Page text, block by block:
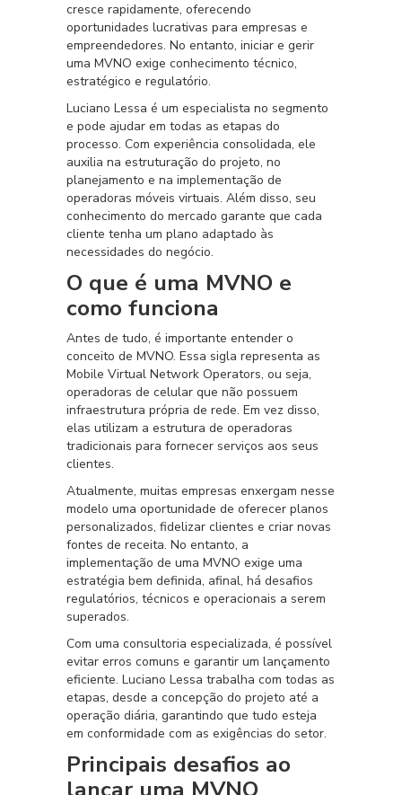
cresce rapidamente, oferecendo
oportunidades lucrativas para empresas e
empreendedores. No entanto, iniciar e gerir
uma MVNO exige conhecimento técnico,
estratégico e regulatório.
Luciano Lessa é um especialista no segmento
e pode ajudar em todas as etapas do
processo. Com experiência consolidada, ele
auxilia na estruturação do projeto, no
planejamento e na implementação de
operadoras móveis virtuais. Além disso, seu
conhecimento do mercado garante que cada
cliente tenha um plano adaptado às
necessidades do negócio.
O que é uma MVNO e
como funciona
Antes de tudo, é importante entender o
conceito de MVNO. Essa sigla representa as
Mobile Virtual Network Operators, ou seja,
operadoras de celular que não possuem
infraestrutura própria de rede. Em vez disso,
elas utilizam a estrutura de operadoras
tradicionais para fornecer serviços aos seus
clientes.
Atualmente, muitas empresas enxergam nesse
modelo uma oportunidade de oferecer planos
personalizados, fidelizar clientes e criar novas
fontes de receita. No entanto, a
implementação de uma MVNO exige uma
estratégia bem definida, afinal, há desafios
regulatórios, técnicos e operacionais a serem
superados.
Com uma consultoria especializada, é possível
evitar erros comuns e garantir um lançamento
eficiente. Luciano Lessa trabalha com todas as
etapas, desde a concepção do projeto até a
operação diária, garantindo que tudo esteja
em conformidade com as exigências do setor.
Principais desafios ao